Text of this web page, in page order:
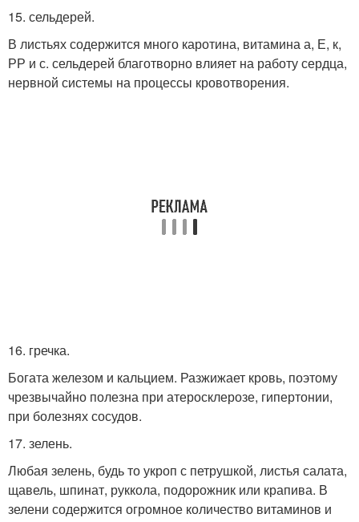
15. сельдерей.
В листьях содержится много каротина, витамина а, Е, к,
РР и с. сельдерей благотворно влияет на работу сердца,
нервной системы на процессы кровотворения.
16. гречка.
Богата железом и кальцием. Разжижает кровь, поэтому
чрезвычайно полезна при атеросклерозе, гипертонии,
при болезнях сосудов.
17. зелень.
Любая зелень, будь то укроп с петрушкой, листья салата,
щавель, шпинат, руккола, подорожник или крапива. В
зелени содержится огромное количество витаминов и